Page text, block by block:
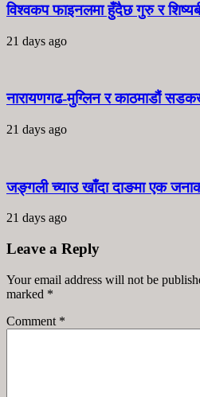
विश्वकप फाइनलमा हुँदैछ गुरु र
21 days ago
नारायणगढ-मुग्लिन र काठमाडौं
21 days ago
जङ्गली च्याउ खाँदा दाङमा एक
21 days ago
Leave a Reply
Your email address will not be
marked *
Comment *